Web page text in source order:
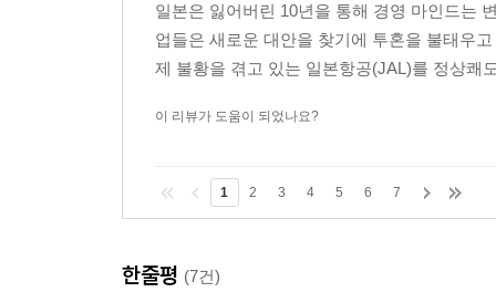
일본은 잃어버린 10년을 통해 경영 마인드는
업들은 새로운 대안을 찾기에 투혼을 불태우
제 불황을 겪고 있는 일본항공(JAL)를 정상쾌
이 리뷰가 도움이 되었나요?
1 2 3 4 5 6 7
한줄평 (7건)